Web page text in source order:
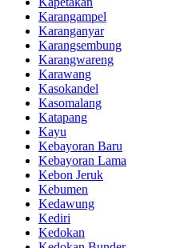
Karangampel
Karanganyar
Karangsembung
Karangwareng
Karawang
Kasokandel
Kasomalang
Katapang
Kayu
Kebayoran Baru
Kebayoran Lama
Kebon Jeruk
Kebumen
Kedawung
Kediri
Kedokan